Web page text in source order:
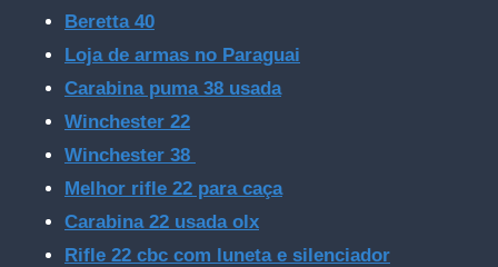
Beretta 40
Loja de armas no Paraguai
Carabina puma 38 usada
Winchester 22
Winchester 38
Melhor rifle 22 para caça
Carabina 22 usada olx
Rifle 22 cbc com luneta e silenciador